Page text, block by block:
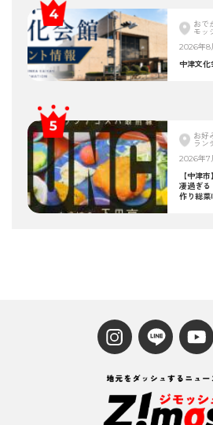
おで
モッ
2026年8
中津文化
お好
ラン
2026年7
【中津
凄過ぎる
作り総菜